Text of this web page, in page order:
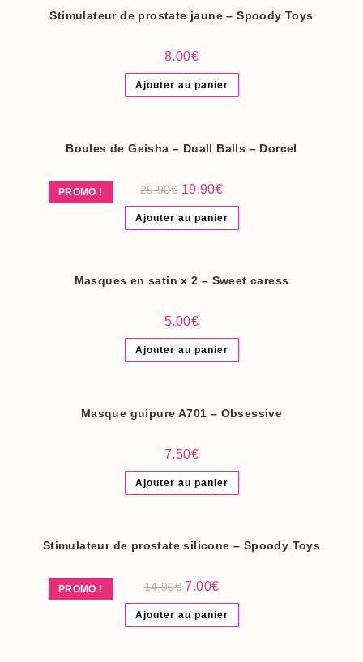
Stimulateur de prostate jaune – Spoody Toys
8.00€
Ajouter au panier
PROMO !
Boules de Geisha – Duall Balls – Dorcel
29.90€ Le
initial
était :
29.90€.
19.90€Le
actuel
est :
19.90€.
Ajouter au panier
Masques en satin x 2 – Sweet caress
5.00€
Ajouter au panier
Masque guipure A701 – Obsessive
7.50€
Ajouter au panier
PROMO !
Stimulateur de prostate silicone – Spoody Toys
14.90€ Le
initial
était :
14.90€.
7.00€Le
actuel
est :
7.00€.
Ajouter au panier